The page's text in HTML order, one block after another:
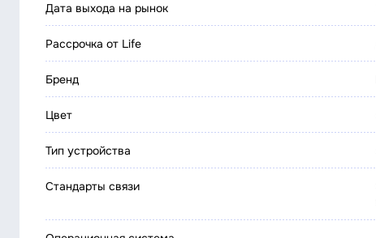
Дата выхода на рынок
Рассрочка от Life
Бренд
Цвет
Тип устройства
Стандарты связи